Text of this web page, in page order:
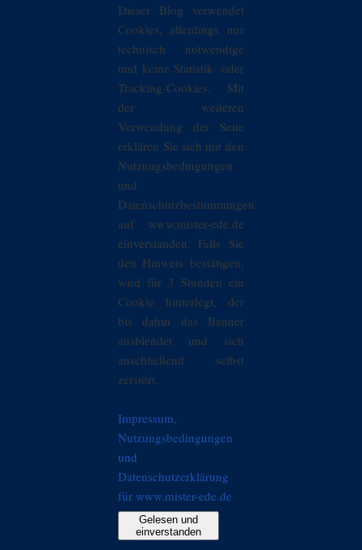
Dieser Blog verwendet
Cookies, allerdings nur
technisch notwendige
und keine Statistik- oder
Tracking-Cookies. Mit
der weiteren
Verwendung der Seite
erklären Sie sich mit den
Nutzungsbedingungen
und
Datenschutzbestimmungen
auf www.mister-ede.de
einverstanden. Falls Sie
den Hinweis bestätigen,
wird für 3 Stunden ein
Cookie hinterlegt, der
bis dahin das Banner
ausblendet und sich
anschließend selbst
zerstört.
Impressum,
Nutzungsbedingungen
und
Datenschutzerklärung
für www.mister-ede.de
Gelesen und
einverstanden